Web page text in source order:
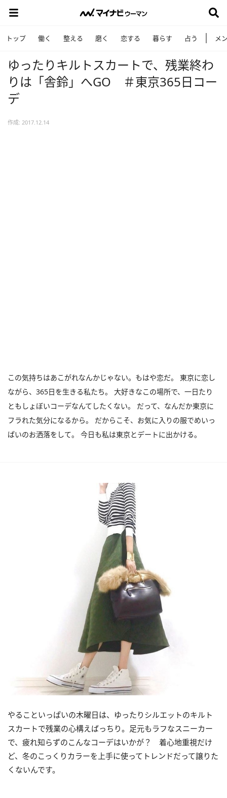
トップ 働く 整える 磨く 恋する 暮らす 占う メ
ゆったりキルトスカートで、残業終わ
りは「舎鈴」へGO ＃東京365日コー
デ
作成: 2017.12.14
この気持ちはあこがれなんかじゃない。もはや恋だ。 東京に恋し
ながら、365日を生きる私たち。 大好きなこの場所で、一日たり
ともしょぼいコーデなんてしたくない。 だって、なんだか東京に
フラれた気分になるから。 だからこそ、お気に入りの服でめいっ
ぱいのお洒落をして。 今日も私は東京とデートに出かける。
やることいっぱいの木曜日は、ゆったりシルエットのキルト
スカートで残業の心構えばっちり。足元もラフなスニーカー
で、疲れ知らずのこんなコーデはいかが？ 着心地重視だけ
ど、冬のこっくりカラーを上手に使ってトレンドだって譲りた
くないんです。